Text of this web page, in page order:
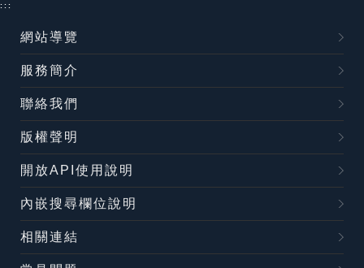
:::
網站導覽
服務簡介
聯絡我們
版權聲明
開放API使用說明
內嵌搜尋欄位說明
相關連結